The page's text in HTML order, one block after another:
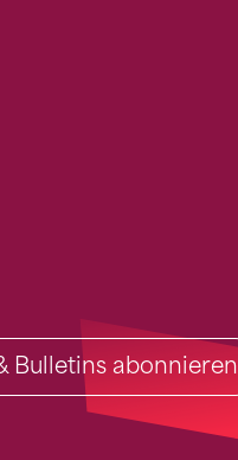
Bulletins abonnieren